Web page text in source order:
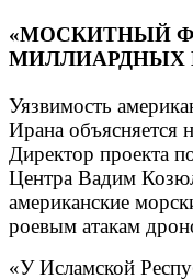
«МОСКИТНЫЙ
МИЛЛИАРДНЫХ
Уязвимость
Ирана объясняется
Директор проекта
Центра Вадим
американские
роевым атакам
«У Исламской